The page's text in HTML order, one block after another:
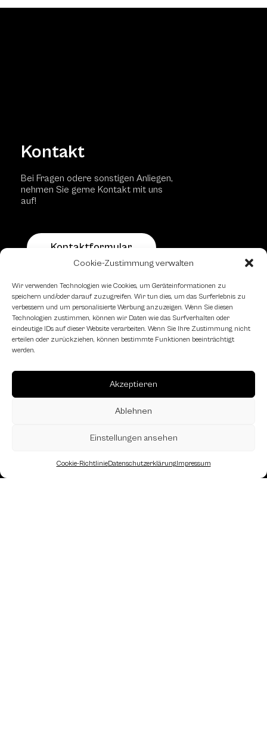
Cookie-Zustimmung verwalten
Wir verwenden Technologien wie Cookies, um Geräteinformationen zu
speichern und/oder darauf zuzugreifen. Wir tun dies, um das Surferlebnis zu
verbessern und um personalisierte Werbung anzuzeigen. Wenn Sie diesen
Technologien zustimmen, können wir Daten wie das Surfverhalten oder
eindeutige IDs auf dieser Website verarbeiten. Wenn Sie Ihre Zustimmung nicht
erteilen oder zurückziehen, können bestimmte Funktionen beeinträchtigt
werden.
Akzeptieren
Ablehnen
Einstellungen ansehen
Cookie-RichtlinieDatenschutzerklärungImpressum
Kontakt
Bei Fragen odere sonstigen Anliegen,
nehmen Sie gerne Kontakt mit uns
auf!
Kontaktformular
Schachfreundliche Lokale